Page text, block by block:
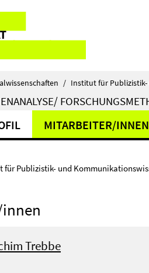
/ Institut für
MITARBEITER/INNEN
für Publizistik- und
Trebbe